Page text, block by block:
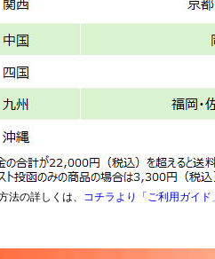
法の詳しくは、 コチラより「ご利用ガイド
和田技研・ブレインファクトリー）